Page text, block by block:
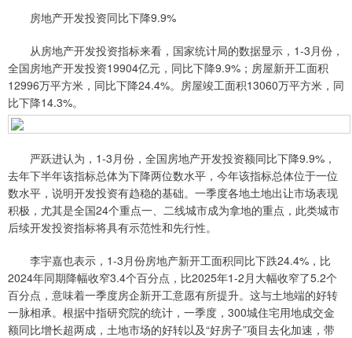
房地产开发投资同比下降9.9%
从房地产开发投资指标来看，国家统计局的数据显示，1-3月份，
全国房地产开发投资19904亿元，同比下降9.9%；房屋新开工面积
12996万平方米，同比下降24.4%。房屋竣工面积13060万平方米，同
比下降14.3%。
严跃进认为，1-3月份，全国房地产开发投资额同比下降9.9%，
去年下半年该指标总体为下降两位数水平，今年该指标总体位于一位
数水平，说明开发投资有趋稳的基础。一季度各地土地出让市场表现
积极，尤其是全国24个重点一、二线城市成为拿地的重点，此类城市
后续开发投资指标将具有示范性和先行性。
李宇嘉也表示，1-3月份房地产新开工面积同比下跌24.4%，比
2024年同期降幅收窄3.4个百分点，比2025年1-2月大幅收窄了5.2个
百分点，意味着一季度房企新开工意愿有所提升。这与土地端的好转
一脉相承。根据中指研究院的统计，一季度，300城住宅用地成交金
额同比增长超两成，土地市场的好转以及“好房子”项目去化加速，带